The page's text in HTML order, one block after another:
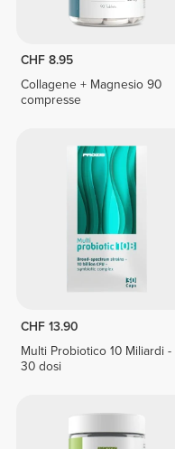
CHF 8.95
Collagene + Magnesio 90
compresse
CHF 13.90
Multi Probiotico 10 Miliardi -
30 dosi